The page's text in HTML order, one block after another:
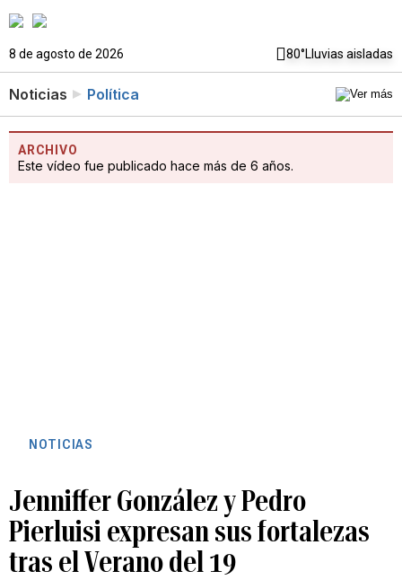
8 de agosto de 2026 80°Lluvias aisladas
Noticias Política
ARCHIVO
Este vídeo fue publicado hace más de 6 años.
NOTICIAS
Jenniffer González y Pedro
Pierluisi expresan sus fortalezas
tras el Verano del 19